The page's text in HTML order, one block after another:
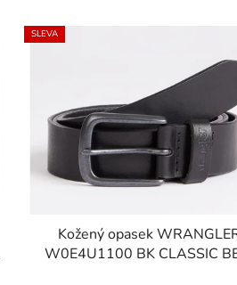
SLEVA
Kožený opasek
W0E4U1100 BK CLASSIC